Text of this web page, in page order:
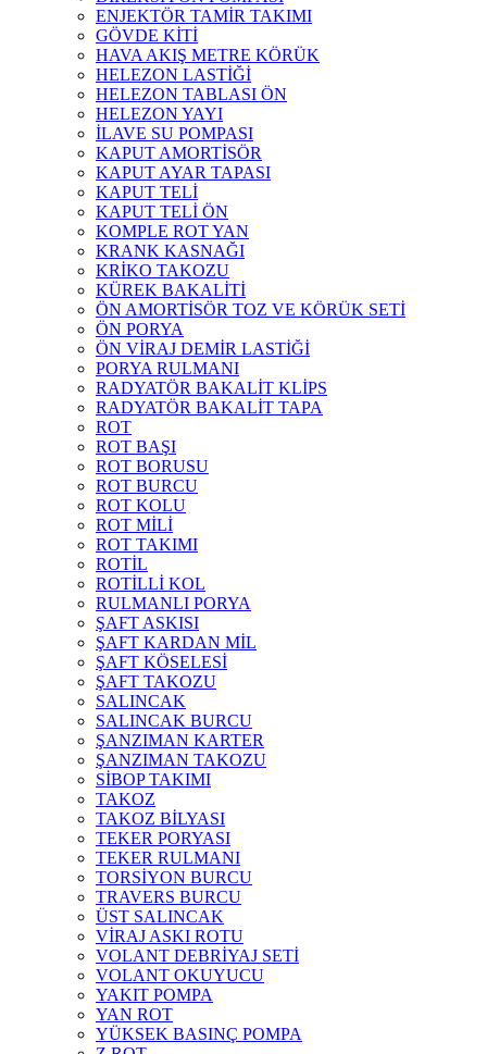
ENJEKTÖR TAMİR TAKIMI
GÖVDE KİTİ
HAVA AKIŞ METRE KÖRÜK
HELEZON LASTİĞİ
HELEZON TABLASI ÖN
HELEZON YAYI
İLAVE SU POMPASI
KAPUT AMORTİSÖR
KAPUT AYAR TAPASI
KAPUT TELİ
KAPUT TELİ ÖN
KOMPLE ROT YAN
KRANK KASNAĞI
KRİKO TAKOZU
KÜREK BAKALİTİ
ÖN AMORTİSÖR TOZ VE KÖRÜK SETİ
ÖN PORYA
ÖN VİRAJ DEMİR LASTİĞİ
PORYA RULMANI
RADYATÖR BAKALİT KLİPS
RADYATÖR BAKALİT TAPA
ROT
ROT BAŞI
ROT BORUSU
ROT BURCU
ROT KOLU
ROT MİLİ
ROT TAKIMI
ROTİL
ROTİLLİ KOL
RULMANLI PORYA
ŞAFT ASKISI
ŞAFT KARDAN MİL
ŞAFT KÖSELESİ
ŞAFT TAKOZU
SALINCAK
SALINCAK BURCU
ŞANZIMAN KARTER
ŞANZIMAN TAKOZU
SİBOP TAKIMI
TAKOZ
TAKOZ BİLYASI
TEKER PORYASI
TEKER RULMANI
TORSİYON BURCU
TRAVERS BURCU
ÜST SALINCAK
VİRAJ ASKI ROTU
VOLANT DEBRİYAJ SETİ
VOLANT OKUYUCU
YAKIT POMPA
YAN ROT
YÜKSEK BASINÇ POMPA